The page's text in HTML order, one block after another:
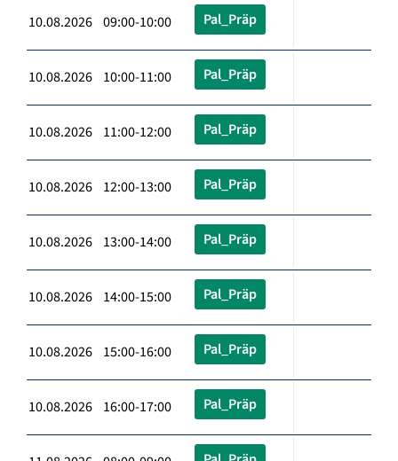
10.08.2026 09:00-10:00 Pal_Präp
10.08.2026 10:00-11:00 Pal_Präp
10.08.2026 11:00-12:00 Pal_Präp
10.08.2026 12:00-13:00 Pal_Präp
10.08.2026 13:00-14:00 Pal_Präp
10.08.2026 14:00-15:00 Pal_Präp
10.08.2026 15:00-16:00 Pal_Präp
10.08.2026 16:00-17:00 Pal_Präp